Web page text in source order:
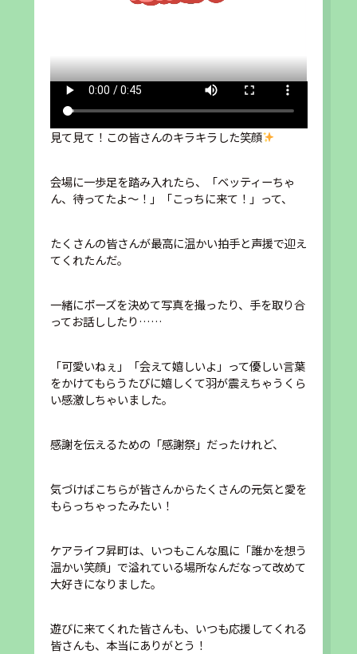
見て見て！この皆さんのキラキラした笑顔
会場に一歩足を踏み入れたら、「ベッティーちゃ
ん、待ってたよ〜！」「こっちに来て！」って、
たくさんの皆さんが最高に温かい拍手と声援で迎え
てくれたんだ。
一緒にポーズを決めて写真を撮ったり、手を取り合
ってお話ししたり……
「可愛いねぇ」「会えて嬉しいよ」って優しい言葉
をかけてもらうたびに嬉しくて羽が震えちゃうくら
い感激しちゃいました。
感謝を伝えるための「感謝祭」だったけれど、
気づけばこちらが皆さんからたくさんの元気と愛を
もらっちゃったみたい！
ケアライフ昇町は、いつもこんな風に「誰かを想う
温かい笑顔」で溢れている場所なんだなって改めて
大好きになりました。
遊びに来てくれた皆さんも、いつも応援してくれる
皆さんも、本当にありがとう！